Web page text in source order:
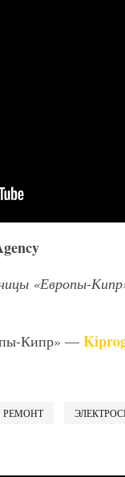
«Европы-
Кипр» —
РЕМОНТ